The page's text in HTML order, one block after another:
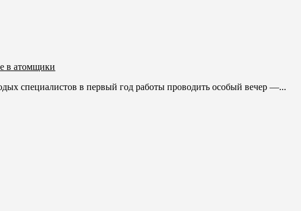
в атомщики
специалистов в первый год работы проводить особый вечер —...